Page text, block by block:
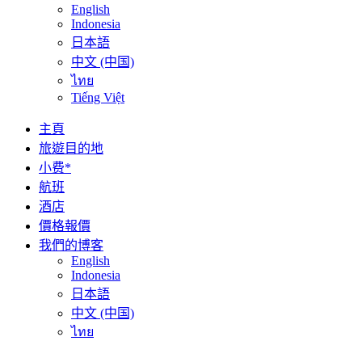
English
Indonesia
日本語
中文 (中国)
ไทย
Tiếng Việt
主頁
旅遊目的地
小费*
航班
酒店
價格報價
我們的博客
English
Indonesia
日本語
中文 (中国)
ไทย